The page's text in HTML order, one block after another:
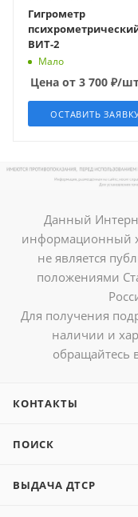
Гигрометр
ВИТ-2
Мало
Цена от 3 700 ₽/
ОСТАВИТЬ
Данный
информационный
не является
положениями
Для получения
наличии и
обращайтесь
КОНТАКТЫ
ПОИСК
ВЫДАЧА ДТСР